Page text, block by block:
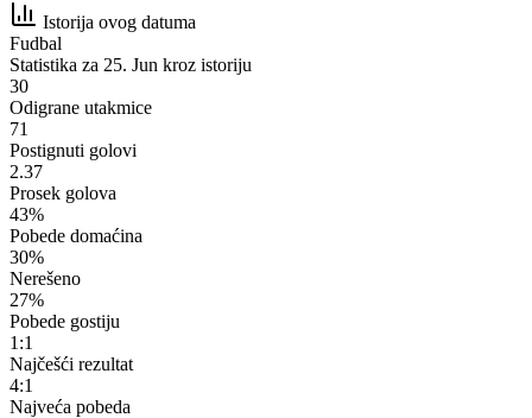
Istorija ovog datuma
Fudbal
Statistika za 25. Jun kroz istoriju
30
Odigrane utakmice
71
Postignuti golovi
2.37
Prosek golova
43%
Pobede domaćina
30%
Nerešeno
27%
Pobede gostiju
1:1
Najčešći rezultat
4:1
Najveća pobeda